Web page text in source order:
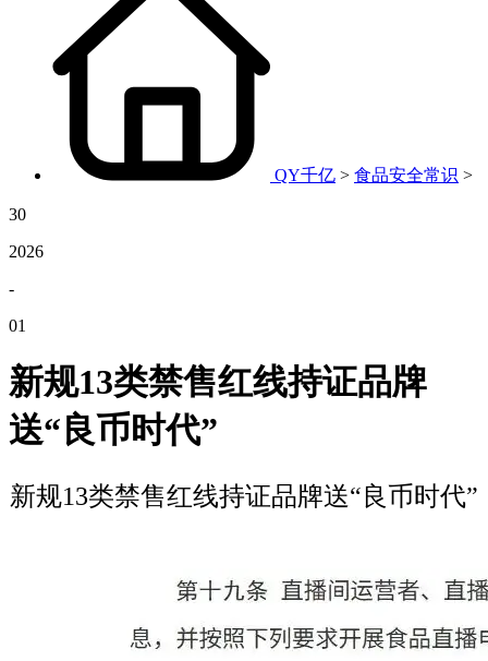
QY千亿 > 食品安全常识 >
30
2026
-
01
新规13类禁售红线持证品牌
送“良币时代”
新规13类禁售红线持证品牌送“良币时代”